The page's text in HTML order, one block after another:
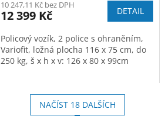
A
10 247,11 Kč bez DPH
12 399 Kč DETAIL
Policový vozík, 2 police s ohraněním,
Variofit, ložná plocha 116 x 75 cm, do
250 kg, š x h x v: 126 x 80 x 99cm
NAČÍST 18 DALŠÍCH